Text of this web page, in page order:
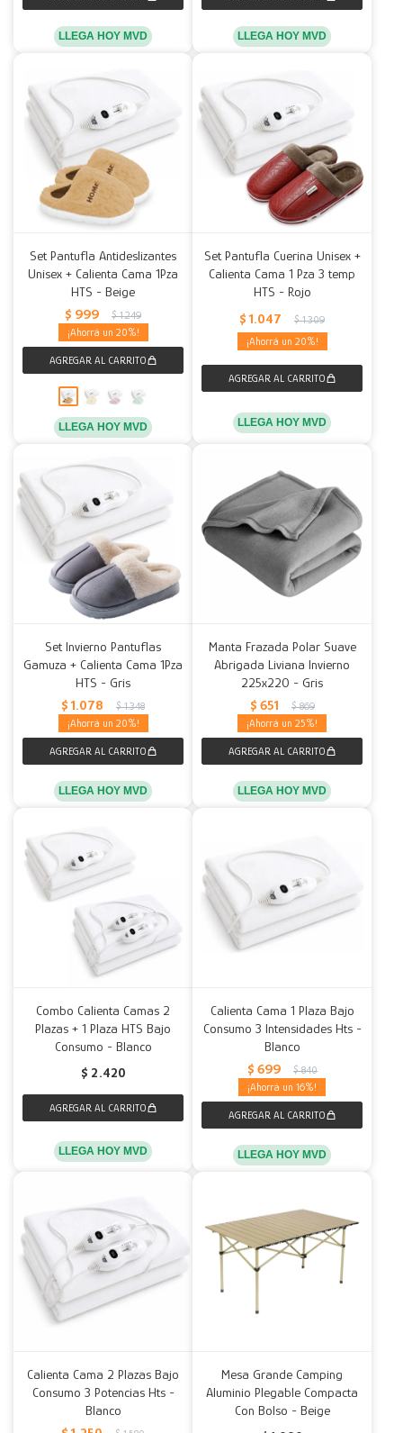
LLEGA HOY MVD LLEGA HOY MVD
Set Pantufla Antideslizantes
Unisex + Calienta Cama 1Pza
HTS - Beige
$ 999 $ 1.249
20
LLEGA HOY MVD
Set Pantufla Cuerina Unisex +
Calienta Cama 1 Pza 3 temp
HTS - Rojo
$ 1.047 $ 1.309
20
LLEGA HOY MVD
Set Invierno Pantuflas
Gamuza + Calienta Cama 1Pza
HTS - Gris
$ 1.078 $ 1.348
20
LLEGA HOY MVD
Manta Frazada Polar Suave
Abrigada Liviana Invierno
225x220 - Gris
$ 651 $ 869
25
LLEGA HOY MVD
Combo Calienta Camas 2
Plazas + 1 Plaza HTS Bajo
Consumo - Blanco
$ 2.420
LLEGA HOY MVD
Calienta Cama 1 Plaza Bajo
Consumo 3 Intensidades Hts -
Blanco
$ 699 $ 840
16
LLEGA HOY MVD
Calienta Cama 2 Plazas Bajo
Consumo 3 Potencias Hts -
Blanco
Mesa Grande Camping
Aluminio Plegable Compacta
Con Bolso - Beige